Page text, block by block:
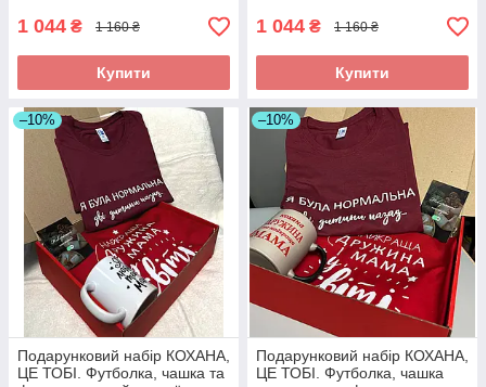
1 044 ₴ 1 160 ₴
Купити
1 044 ₴ 1 160 ₴
Купити
–10%
Подарунковий набір КОХАНА,
ЦЕ ТОБІ. Футболка, чашка та
–10%
Подарунковий набір КОХАНА,
ЦЕ ТОБІ. Футболка, чашка